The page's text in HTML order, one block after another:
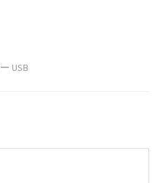
USB